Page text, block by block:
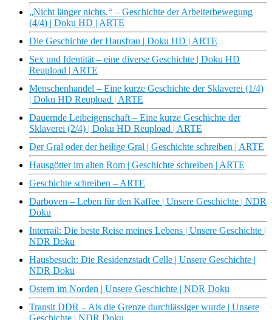
„Nicht länger nichts.“ – Geschichte der Arbeiterbewegung
(4/4) | Doku HD | ARTE
Die Geschichte der Hausfrau | Doku HD | ARTE
Sex und Identität – eine diverse Geschichte | Doku HD
Reupload | ARTE
Menschenhandel – Eine kurze Geschichte der Sklaverei (1/4)
| Doku HD Reupload | ARTE
Dauernde Leibeigenschaft – Eine kurze Geschichte der
Sklaverei (2/4) | Doku HD Reupload | ARTE
Der Gral oder der heilige Gral | Geschichte schreiben | ARTE
Hausgötter im alten Rom | Geschichte schreiben | ARTE
Geschichte schreiben – ARTE
Darboven – Leben für den Kaffee | Unsere Geschichte | NDR
Doku
Interrail: Die beste Reise meines Lebens | Unsere Geschichte |
NDR Doku
Hausbesuch: Die Residenzstadt Celle | Unsere Geschichte |
NDR Doku
Ostern im Norden | Unsere Geschichte | NDR Doku
Transit DDR – Als die Grenze durchlässiger wurde | Unsere